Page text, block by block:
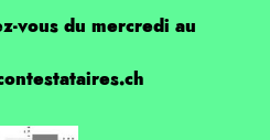
vous du mercredi au